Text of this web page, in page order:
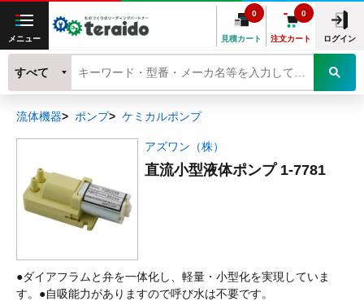
メニュー 見積カート
0
注文カート
0
ログイン
すべて
流体機器 ポンプ ケミカルポンプ
アズワン（株）
直流小型液体ポンプ 1-7781
●ダイアフラムと弁を一体化し、軽量・小型化を実現していま
す。●自吸能力がありますので呼び水は不要です。